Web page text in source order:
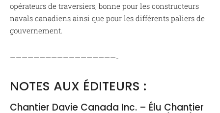
opérateurs de traversiers, bonne pour les constructeurs
navals canadiens ainsi que pour les différents paliers de
gouvernement.
——————————————————-
NOTES AUX ÉDITEURS :
Chantier Davie Canada Inc. – Élu Chantier